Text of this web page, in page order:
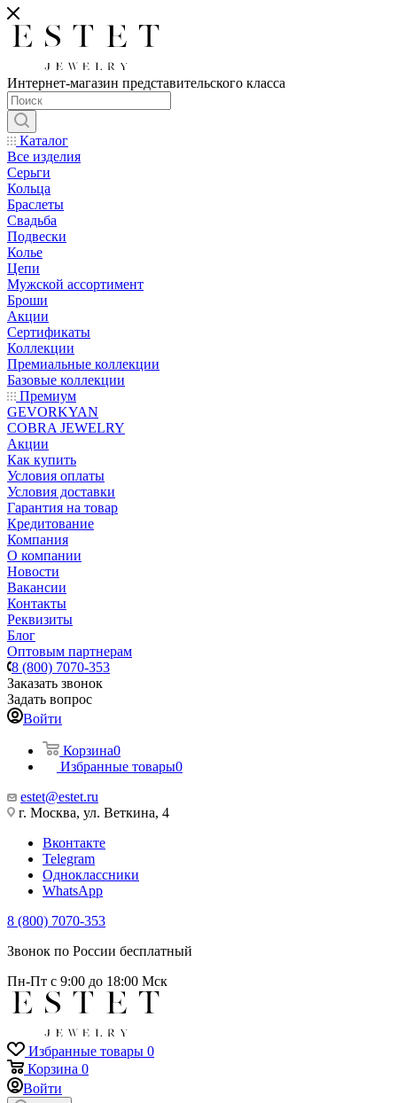
Интернет-магазин представительского класса
Каталог
Все изделия
Серьги
Кольца
Браслеты
Свадьба
Подвески
Колье
Цепи
Мужской ассортимент
Броши
Акции
Сертификаты
Коллекции
Премиальные коллекции
Базовые коллекции
Премиум
GEVORKYAN
COBRA JEWELRY
Акции
Как купить
Условия оплаты
Условия доставки
Гарантия на товар
Кредитование
Компания
О компании
Новости
Вакансии
Контакты
Реквизиты
Блог
Оптовым партнерам
8 (800) 7070-353
Заказать звонок
Задать вопрос
Войти
Корзина0
Избранные товары0
estet@estet.ru
г. Москва, ул. Веткина, 4
Вконтакте
Telegram
Одноклассники
WhatsApp
8 (800) 7070-353
Звонок по России бесплатный
Пн-Пт с 9:00 до 18:00 Мск
Избранные товары 0
Корзина 0
Войти